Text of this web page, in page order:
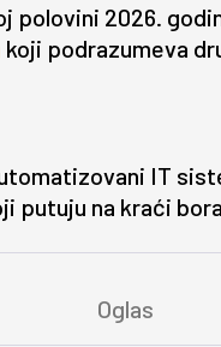
polovini 2026.
koji podrazumeva
IT
putuju na kraći